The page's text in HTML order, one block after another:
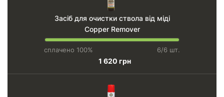
Засіб для очистки ствола від міді
Copper Remover
сплачено 100% 6/6 шт.
1 620 грн